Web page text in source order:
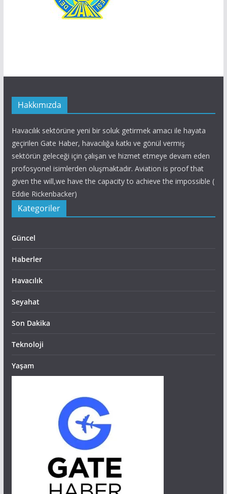
Hakkımızda
Havacılık sektörüne yeni bir soluk getirmek amacı ile hayata
geçirilen Gate Haber, havacılığa katkı ve gönül vermiş
sektörün geleceği için çalışan ve hizmet etmeye devam eden
profosyonel isimlerden oluşmaktadır. Aviation is proof that
given the will,we have the capacity to achieve the impossible (
Eddie Rickenbacker)
Kategoriler
Güncel
Haberler
Havacılık
Seyahat
Son Dakika
Teknoloji
Yaşam